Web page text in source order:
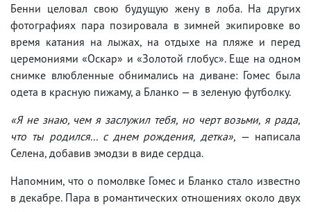
Бенни целовал свою будущую жену в лоба. На других
фотографиях пара позировала в зимней экипировке во
время катания на лыжах, на отдыхе на пляже и перед
церемониями «Оскар» и «Золотой глобус». Еще на одном
снимке влюбленные обнимались на диване: Гомес была
одета в красную пижаму, а Бланко — в зеленую футболку.
«Я не знаю, чем я заслужил тебя, но черт возьми, я рада,
что ты родился... с днем рождения, детка», — написала
Селена, добавив эмодзи в виде сердца.
Напомним, что о помолвке Гомес и Бланко стало известно
в декабре. Пара в романтических отношениях около двух